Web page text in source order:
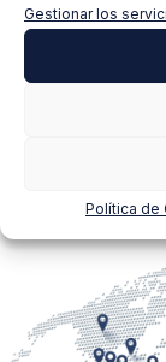
Gestionar los
Política de